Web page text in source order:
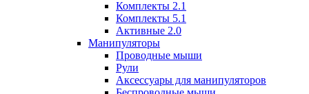
Комплекты 2.1
Комплекты 5.1
Активные 2.0
Манипуляторы
Проводные мыши
Рули
Аксессуары для манипуляторов